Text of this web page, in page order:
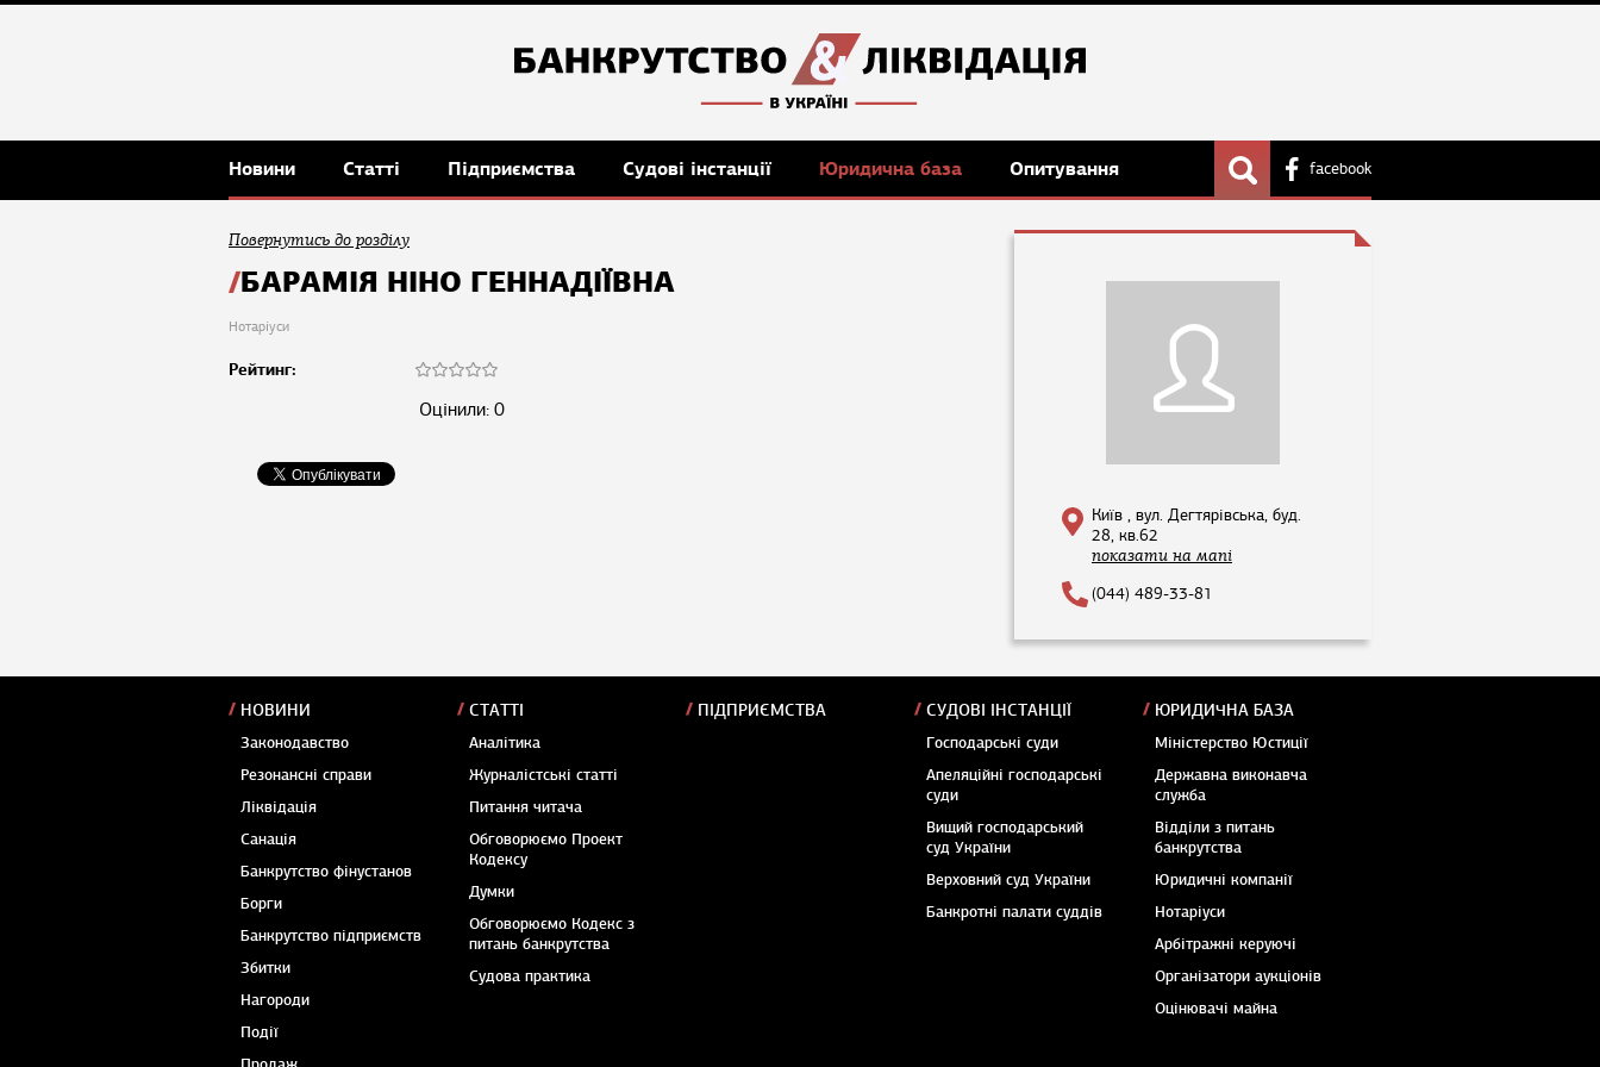
Новини Статті Підприємства Судові інстанції Юридична база Опитування facebook
Повернутись до розділу
БАРАМІЯ НІНО ГЕННАДІЇВНА
Нотаріуси
Рейтинг:
Оцінили: 0
Київ , вул. Дегтярівська, буд.
28, кв.62
показати на мапі
(044) 489-33-81
НОВИНИ
Законодавство
Резонансні справи
Ліквідація
Санація
Банкрутство фінустанов
Борги
Банкрутство підприємств
Збитки
Нагороди
Події
СТАТТІ
Аналітика
Журналістські статті
Питання читача
Обговорюємо Проект
Кодексу
Думки
Обговорюємо Кодекс з
питань банкрутства
Судова практика
ПІДПРИЄМСТВА СУДОВІ ІНСТАНЦІЇ
Господарські суди
Апеляційні господарські
суди
Вищий господарський
суд України
Верховний суд України
Банкротні палати суддів
ЮРИДИЧНА БАЗА
Міністерство Юстиції
Державна виконавча
служба
Відділи з питань
банкрутства
Юридичні компанії
Нотаріуси
Арбітражні керуючі
Організатори аукціонів
Оцінювачі майна